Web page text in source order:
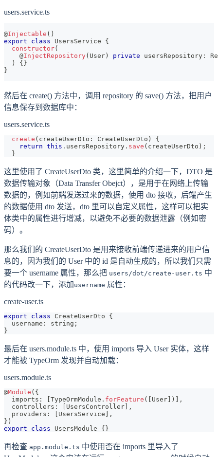
users.service.ts
@Injectable ( )
export
class UsersService
{
constructor(
@InjectRepository( User ) private usersRepository :
)
{ }
}
然后在 create() 方法中，调用 repository 的 save() 方法，把用户
信息保存到数据库中：
users.service.ts
create ( createUserDto : CreateUserDto )
{
return this . usersRepository . save ( createUserDto ) ;
}
这里使用了 CreateUserDto 类，这里简单的介绍一下，DTO 是
数据传输对象（Data Transfer Obejct），是用于在网络上传输
数据的，例如前端发送过来的数据，使用 dto 接收，后端产生
的数据使用 dto 发送，dto 里可以自定义属性，这样可以把实
体类中的属性进行增减，以避免不必要的数据泄露（例如密
码）。
那么我们的 CreateUserDto 是用来接收前端传递进来的用户信
息的，因为我们的 User 中的 id 是自动生成的，所以我们只需
要一个 username 属性，那么把 users/dot/create-user.ts 中
的代码改一下，添加 username 属性：
create-user.ts
export class CreateUserDto
{
  username
: string ;
}
最后在 users.module.ts 中，使用 imports 导入 User 实体，这样
才能被 TypeOrm 发现并自动加载：
users.module.ts
@Module ( {
  imports
: TypeOrmModule . forFeature ( User )
,
  controllers
: UsersController
,
  providers
: UsersService
,
} )
export
class UsersModule { }
再检查 app.module.ts 中使用否在 imports 里导入了